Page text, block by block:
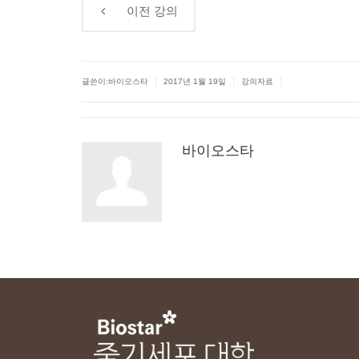
이전 강의
글쓴이:바이오스타 2017년 1월 19일 강의자료
바이오스타